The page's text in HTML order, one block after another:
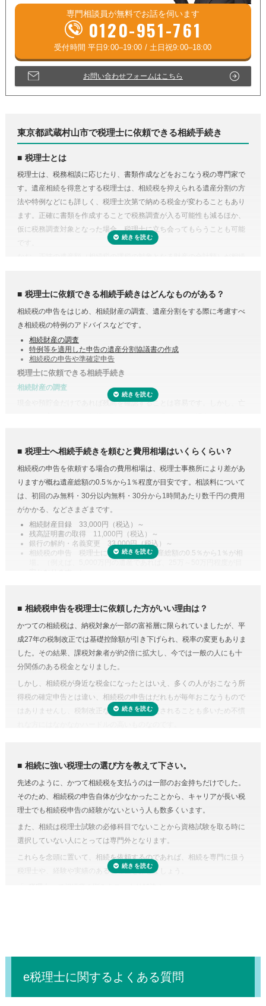
専門相談員が無料でお話を伺います
0120-951-761
お問い合わせフォームはこちら
東京都武蔵村山市で税理士に依頼できる相続手続き
税理士とは
税理士は、税務相談に応じたり、書類作成などをおこなう税の専門家で
す。遺産相続を得意とする税理士は、相続税を抑えられる遺産分割の方
法や特例などにも詳しく、税理士次第で納める税金が変わることもあり
ます。正確に書類を作成することで税務調査が入る可能性も減るほか、
仮に税務調査対象となった場合、税理士に立ち会ってもらうことも可能
です。
税理士に依頼できる相続手続きはどんなものがある？
相続税の申告をはじめ、相続財産の調査、遺産分割をする際に考慮すべ
き相続税の特例のアドバイスなどです。
相続財産の調査
特例等を適用した申告の遺産分割協議書の作成
相続税の申告や準確定申告
税理士に依頼できる相続手続き
相続財産の調査
現金や預貯金だけであれば残高を確認することは容易です。しかし、亡
また、株式や貴金属、不動産などは評価をする必要があります。また、
とで合わせて収集・管理が可能になり、取り直しや多く取りすぎなどの
手間・無駄が省けます。
例えば、配偶者が取得した正味の遺産額は、1億6,000万円と配偶者の法
定相続分相当額を比較してどちらか大きい金額までは相続税がかからな
相続税の申告や準確定申告
相続税には申告書の他、総額の計算書、生命保険・財産・債務の明細書
など非常に多くの書類作成が必要となります。もちろん、相続人自身で
申告することもできますが、不動産や非上場株式などは財産の評価が難
しく書類作成も煩雑なことから、税理士に依頼するのが一般的です。
準確定申告とは、亡くなった方の所得の確定と納税の手続きを相続人が
代わりにおこなうこと。準確定申告の対象となるのは1月1日から亡くな
った日までの所得ですが、前年分も申告前であれば合わせて手続きをお
税理士へ相続手続きを頼むと費用相場はいくらくらい？
相続税の申告を依頼する場合の費用相場は、税理士事務所により差があ
りますが概ね遺産総額の0.5％から1％程度が目安です。相談料について
は、初回のみ無料・30分以内無料・30分から1時間あたり数千円の費用
がかかる、などさまざまです。
相続財産目録 33,000円（税込）～
残高証明書の取得 11,000円（税込）～
銀行の解約・名義変更 33,000円（税込）～
相続税の申告 税理士により差があり遺産総額の0.5％から1％が相
人生で数回程度の相続税申告をするためだけに、相続税に関する調べも
のや資料集めに相当の時間と労力を費やすことを考えてみると、税金の
プロの税理士に頼むという選択肢がコストに見合うものだと納得がいく
のではないでしょうか。
費用が気になる方は、相続税申告の費用を複数の専門家にまとめて依頼
できる「 相続費用見積ガイド 」をご利用ください。
相続税申告を税理士に依頼した方がいい理由は？
かつての相続税は、納税対象が一部の富裕層に限られていましたが、平
成27年の税制改正では基礎控除額が引き下げられ、税率の変更もありま
した。その結果、課税対象者が約2倍に拡大し、今では一般の人にも十
分関係のある税金となりました。
しかし、相続税が身近な税金になったとはいえ、多くの人がおこなう所
得税の確定申告とは違い、相続税の申告はだれもが毎年おこなうもので
はありませんし、税制改正などで内容が変更されることも多いため不慣
を減らしたり、納税額を少なくできる可能性があります。
しかし、どんな特例が使えるのかを知らない、または分からなければ、
特例を活用しないまま申告していることすら気づかないこともありえる
のです。また、たとえ単純な計算ミスだったとしても間違って申告して
しまえば罰金のペナルティ対象になるおそれもあります。仮に税務調査
対象となった場合、税理士に立ち会ってもらうことも可能です。
税理士に依頼しなくてもいい場合はある？
正味の遺産額（相続税の課税の対象となる財産の合計額）が相続税の基
相続に強い税理士の選び方を教えて下さい。
先述のように、かつて相続税を支払うのは一部のお金持ちだけでした。
そのため、相続税の申告自体が少なかったことから、キャリアが長い税
理士でも相続税申告の経験がないという人も数多くいます。
また、相続は税理士試験の必修科目でないことから資格試験を取る時に
選択していない人にとっては専門外となります。
これらを念頭に置いて、相続を依頼するのであれば、相続を専門に扱う
税理士や、経験や実績のある税理士を探しましょう。
e税理士に関するよくある質問